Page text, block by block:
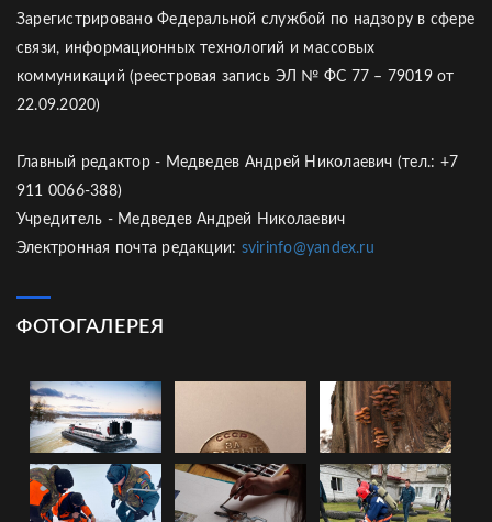
Зарегистрировано Федеральной службой по надзору в сфере
связи, информационных технологий и массовых
коммуникаций (реестровая запись ЭЛ № ФС 77 – 79019 от
22.09.2020)
Главный редактор - Медведев Андрей Николаевич (тел.: +7
911 0066-388)
Учредитель - Медведев Андрей Николаевич
Электронная почта редакции: svirinfo@yandex.ru
ФОТОГАЛЕРЕЯ